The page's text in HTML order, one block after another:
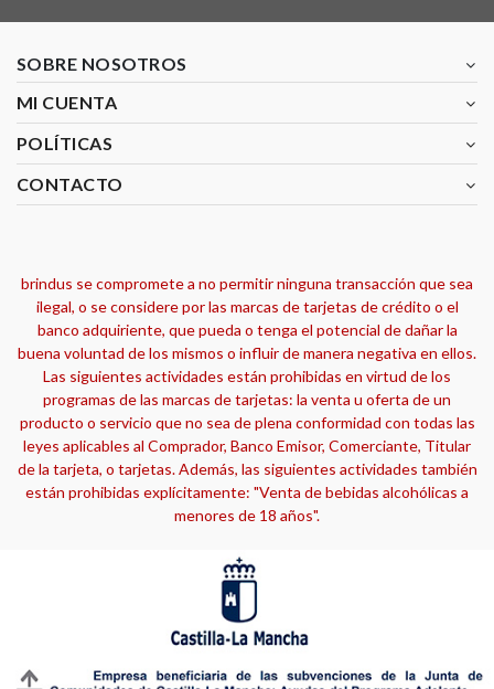
SOBRE NOSOTROS
MI CUENTA
POLÍTICAS
CONTACTO
brindus se compromete a no permitir ninguna transacción que sea
ilegal, o se considere por las marcas de tarjetas de crédito o el
banco adquiriente, que pueda o tenga el potencial de dañar la
buena voluntad de los mismos o influir de manera negativa en ellos.
Las siguientes actividades están prohibidas en virtud de los
programas de las marcas de tarjetas: la venta u oferta de un
producto o servicio que no sea de plena conformidad con todas las
leyes aplicables al Comprador, Banco Emisor, Comerciante, Titular
de la tarjeta, o tarjetas. Además, las siguientes actividades también
están prohibidas explícitamente: "Venta de bebidas alcohólicas a
menores de 18 años".